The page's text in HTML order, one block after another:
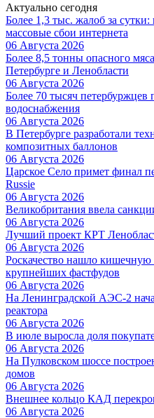
Актуально сегодня
Более 1,3 тыс. жалоб за
массовые сбои интернета
06 Августа 2026
Более 8,5 тонны опасного
Петербурге и Ленобласти
06 Августа 2026
Более 70 тысяч
водоснабжения
06 Августа 2026
В Петербурге разработали
композитных баллонов
06 Августа 2026
Царское Село примет финал
Russie
06 Августа 2026
Великобритания ввела
06 Августа 2026
Лучший проект КРТ
06 Августа 2026
Роскачество нашло кишечную
крупнейших фастфудов
06 Августа 2026
На Ленинградской АЭС-2
реактора
06 Августа 2026
В июле выросла доля
06 Августа 2026
На Пулковском шоссе
домов
06 Августа 2026
Внешнее кольцо КАД
06 Августа 2026